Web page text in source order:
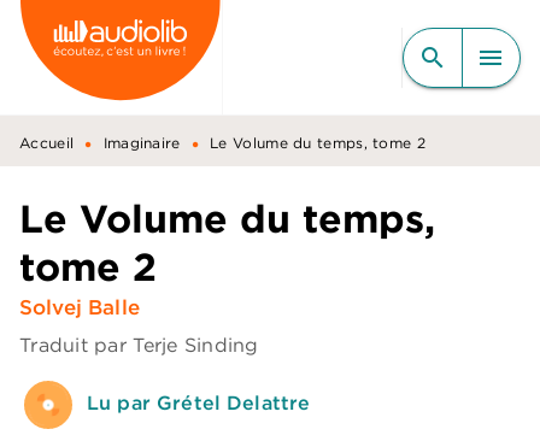
MENU RECHERCHE
CONTENU
PIED DE PAGE
search menu
Accueil • Imaginaire • Le Volume du temps, tome 2
Le Volume du temps,
tome 2
Solvej Balle
Traduit parTerje Sinding
Lu par Grétel Delattre